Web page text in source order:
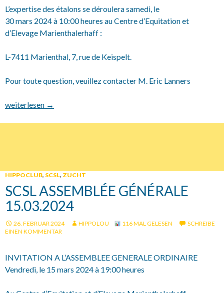
L’expertise des étalons se déroulera samedi, le
30 mars 2024 à 10:00 heures au Centre d’Equitation et
d’Elevage Marienthalerhaff :
L-7411 Marienthal, 7, rue de Keispelt.
Pour toute question, veuillez contacter M. Eric Lanners
30.03.2024 SCSL Hengstkörung
weiterlesen →
HIPPOCLUB, SCSL, ZUCHT
SCSL ASSEMBLÉE GÉNÉRALE
15.03.2024
26. FEBRUAR 2024 HIPPOLOU 116 MAL GELESEN
SCHREIBE
EINEN KOMMENTAR
INVITATION A L’ASSEMBLEE GENERALE ORDINAIRE
Vendredi, le 15 mars 2024 à 19:00 heures